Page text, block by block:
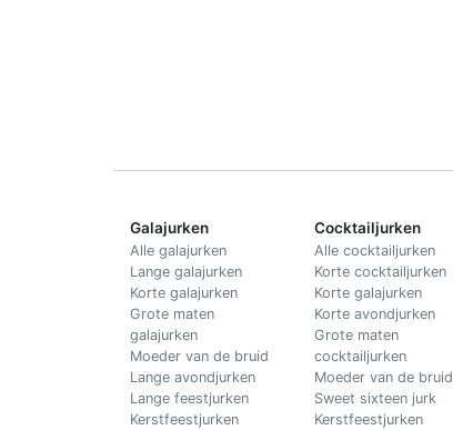
Galajurken
Alle galajurken
Lange galajurken
Korte galajurken
Grote maten
galajurken
Moeder van de bruid
Lange avondjurken
Lange feestjurken
Kerstfeestjurken
Cocktailjurken
Alle cocktailjurken
Korte cocktailjurken
Korte galajurken
Korte avondjurken
Grote maten
cocktailjurken
Moeder van de bruid
Sweet sixteen jurk
Kerstfeestjurken